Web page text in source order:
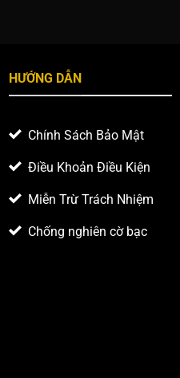
HƯỚNG DẪN
Chính Sách Bảo Mật
Điều Khoản Điều Kiện
Miễn Trừ Trách Nhiệm
Chống nghiên cờ bạc